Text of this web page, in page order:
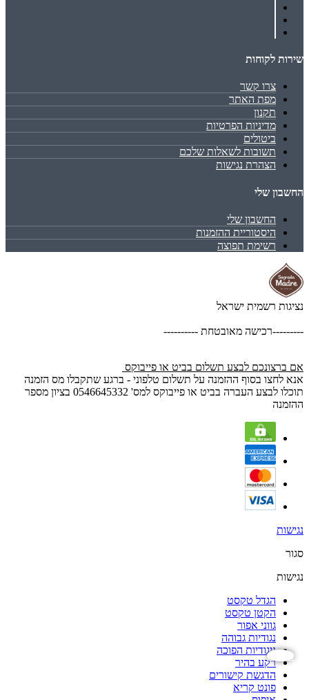
שירות לקוחות
צרו קשר
מפת האתר
תקנון
מדיניות הפרטיות
ביטולים
תשובות לשאלות שלכם
הצהרת נגישות
החשבון שלי
החשבון שלי
היסטוריית ההזמנות
רשימת תפוצה
נגישות
נציגות רשמית ישראל
---------רכישה מאובטחת ----------
אם ברצונכם לבצע תשלום בביט או פייבוקס
אנא לחצו בסוף ההזמנה על תשלום טלפוני - ברגע שתקבלו מס הזמנה
תוכלו לבצע העברה בביט או פייבוקס למס' 0546645332 בציון מספר
ההזמנה
נגישות
סגור
נגישות
הגדל טקסט
הקטן טקסט
גווני אפור
נגודיות גבוהה
ניגודיות הפוכה
רקע בהיר
הדגשת קישורים
פונט קריא